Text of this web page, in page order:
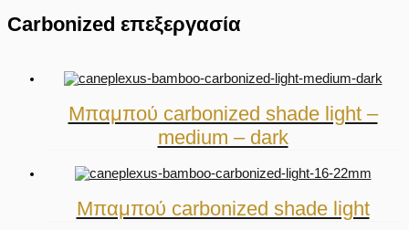
Carbonized επεξεργασία
Μπαμπού carbonized shade light –
medium – dark
Μπαμπού carbonized shade light